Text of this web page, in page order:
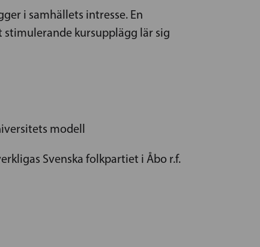
i samhällets intresse. En
kursupplägg lär sig
modell
Svenska folkpartiet i Åbo r.f.